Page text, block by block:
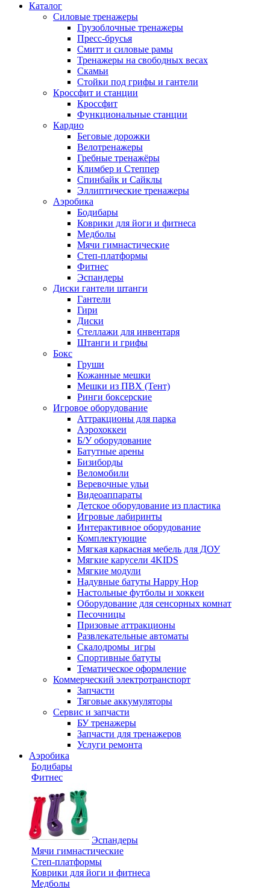
Каталог
Силовые тренажеры
Грузоблочные тренажеры
Пресс-брусья
Смитт и силовые рамы
Тренажеры на свободных весах
Скамьи
Стойки под грифы и гантели
Кроссфит и станции
Кроссфит
Функциональные станции
Кардио
Беговые дорожки
Велотренажеры
Гребные тренажёры
Климбер и Степпер
Спинбайк и Сайклы
Эллиптические тренажеры
Аэробика
Бодибары
Коврики для йоги и фитнеса
Медболы
Мячи гимнастические
Степ-платформы
Фитнес
Эспандеры
Диски гантели штанги
Гантели
Гири
Диски
Стеллажи для инвентаря
Штанги и грифы
Бокс
Груши
Кожанные мешки
Мешки из ПВХ (Тент)
Ринги боксерские
Игровое оборудование
Аттракционы для парка
Аэрохоккеи
Б/У оборудование
Батутные арены
Бизиборды
Веломобили
Веревочные ульи
Видеоаппараты
Детское оборудование из пластика
Игровые лабиринты
Интерактивное оборудование
Комплектующие
Мягкая каркасная мебель для ДОУ
Мягкие карусели 4KIDS
Мягкие модули
Надувные батуты Happy Hop
Настольные футболы и хоккеи
Оборудование для сенсорных комнат
Песочницы
Призовые аттракционы
Развлекательные автоматы
Скалодромы_игры
Спортивные батуты
Тематическое оформление
Коммерческий электротранспорт
Запчасти
Тяговые аккумуляторы
Сервис и запчасти
БУ тренажеры
Запчасти для тренажеров
Услуги ремонта
Аэробика
Бодибары
Фитнес
Эспандеры
Мячи гимнастические
Степ-платформы
Коврики для йоги и фитнеса
Медболы